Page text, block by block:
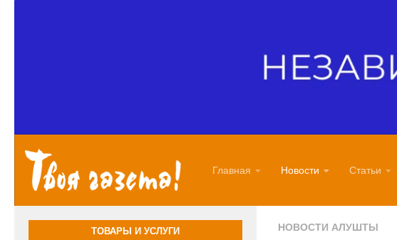
Главная Новости Статьи
НОВОСТИ АЛУШТЫ
ТОВАРЫ И УСЛУГИ